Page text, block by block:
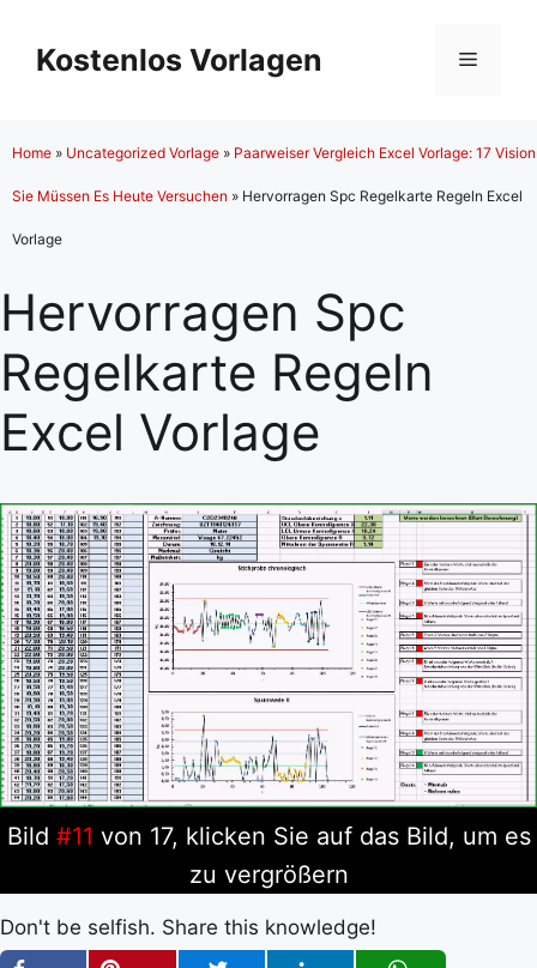
Inhalt
springen
Kostenlos Vorlagen Menü
Home » Uncategorized Vorlage » Paarweiser Vergleich Excel Vorlage: 17 Vision
Sie Müssen Es Heute Versuchen » Hervorragen Spc Regelkarte Regeln Excel
Vorlage
Hervorragen Spc
Regelkarte Regeln
Excel Vorlage
Bild #11 von 17, klicken Sie auf das Bild, um es
zu vergrößern
Don't be selfish. Share this knowledge!